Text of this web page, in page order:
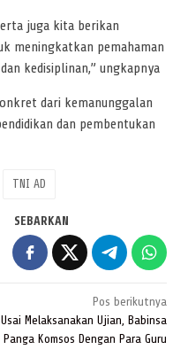
juga kita berikan
meningkatkan pemahaman
kedisiplinan,” ungkapnya
dari kemanunggalan
dan pembentukan
TNI AD
SEBARKAN
Pos berikutnya
Usai Melaksanakan Ujian, Babinsa
Panga Komsos Dengan Para Guru